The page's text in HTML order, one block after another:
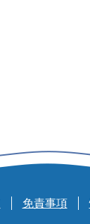
免責事項